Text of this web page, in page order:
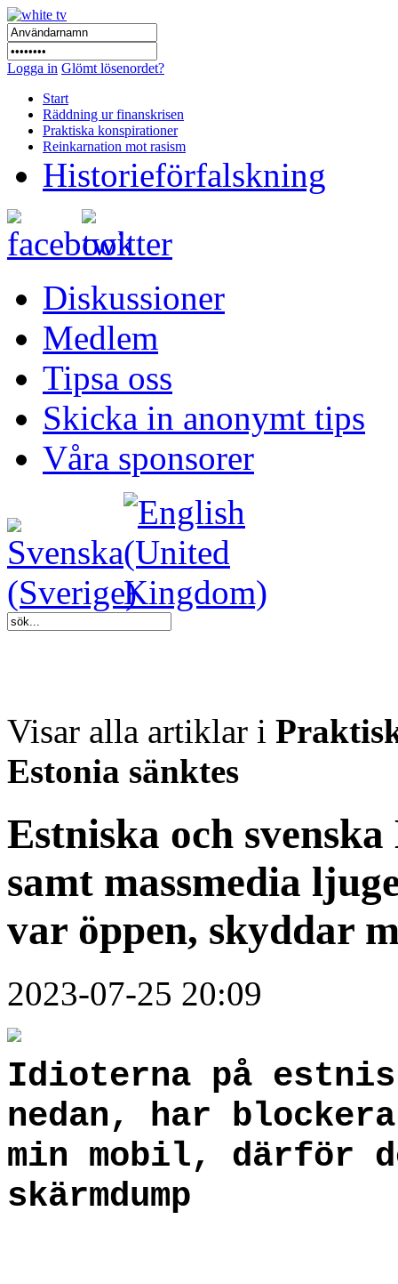
Logga in Glömt lösenordet?
Start
Räddning ur finanskrisen
Praktiska konspirationer
Reinkarnation mot rasism
Historieförfalskning
Diskussioner
Medlem
Tipsa oss
Skicka in anonymt tips
Våra sponsorer
Visar alla artiklar i
Estonia sänktes
Estniska och
samt massmedia
var öppen, skyddar
2023-07-25 20:09
Idioterna på
nedan, har
min mobil, därför
skärmdump